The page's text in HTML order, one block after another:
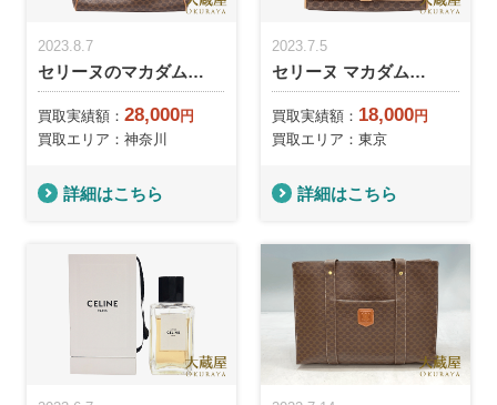
2023.8.7
セリーヌのマカダム…
買取実績額：28,000円
買取エリア：神奈川
詳細はこちら
2023.7.5
セリーヌ マカダム…
買取実績額： 18,000円
買取エリア：東京
詳細はこちら